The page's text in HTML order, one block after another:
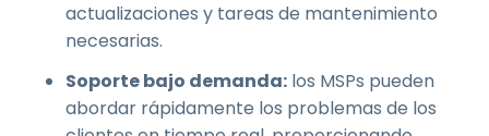
actualizaciones y tareas de mantenimiento
necesarias.
Soporte bajo demanda: los MSPs pueden
abordar rápidamente los problemas de los